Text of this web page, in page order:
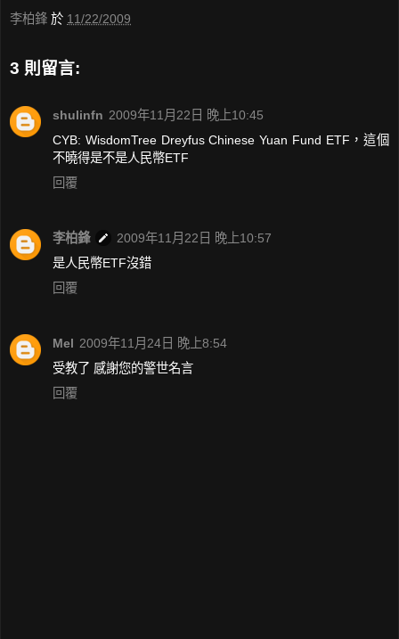
李柏鋒 於 11/22/2009
3 則留言:
shulinfn 2009年11月22日 晚上10:45
CYB: WisdomTree Dreyfus Chinese Yuan Fund ETF，這個
不曉得是不是人民幣ETF
回覆
李柏鋒
2009年11月22日 晚上10:57
是人民幣ETF沒錯
回覆
Mel 2009年11月24日 晚上8:54
受教了 感謝您的警世名言
回覆